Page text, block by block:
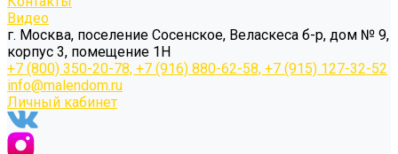
Видео
г. Москва, поселение Сосенское, Веласкеса б-р, дом № 9,
корпус 3, помещение 1Н
+7 (800) 350-20-78, +7 (916) 880-62-58, +7 (915) 127-32-52
info@malendom.ru
Личный кабинет